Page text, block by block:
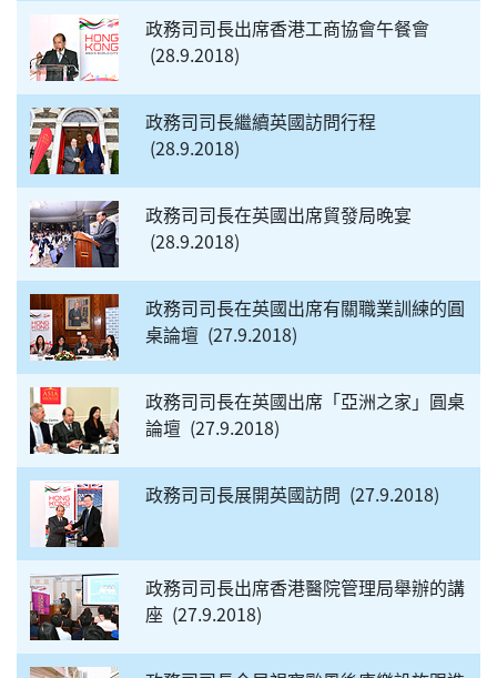
政務司司長出席香港工商協會午餐會
28.9.2018
政務司司長繼續英國訪問行程
28.9.2018
政務司司長在英國出席貿發局晚宴
28.9.2018
政務司司長在英國出席有關職業訓練的圓
桌論壇 27.9.2018
政務司司長在英國出席「亞洲之家」圓桌
論壇 27.9.2018
政務司司長展開英國訪問 27.9.2018
政務司司長出席香港醫院管理局舉辦的講
座 27.9.2018